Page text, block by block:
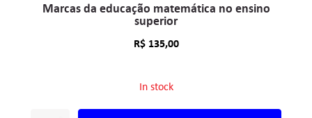
Marcas da educação matemática no ensino
superior
R$135,00
In stock